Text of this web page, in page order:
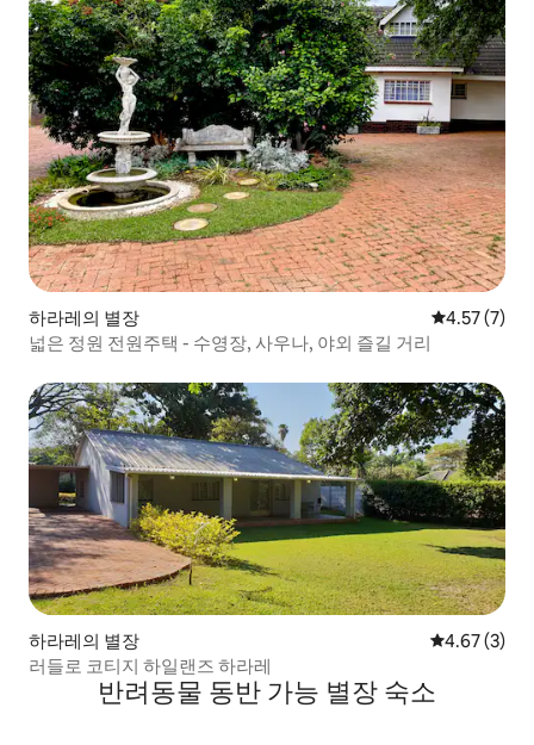
하라레의 별장 평점 4.57점
4.57 (7)
넓은 정원 전원주택 - 수영장, 사우나, 야외 즐길 거리
하라레의 별장 평점 4.67점
4.67 (3)
러들로 코티지 하일랜즈 하라레
반려동물 동반 가능 별장 숙소